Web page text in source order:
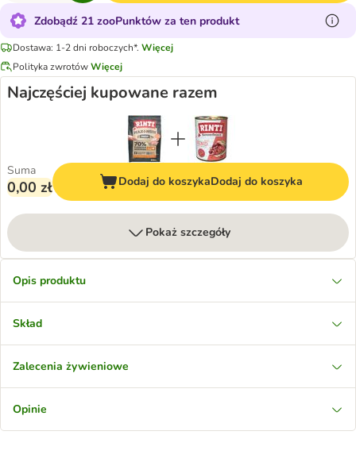
Zdobądź 21 zooPunktów za ten produkt
Dostawa: 1-2 dni roboczych*. Więcej
Polityka zwrotówWięcej
Najczęściej kupowane razem
Suma
0,00 zł Dodaj do koszykaDodaj do koszyka
Pokaż szczegóły
Opis produktu
Skład
Zalecenia żywieniowe
Opinie